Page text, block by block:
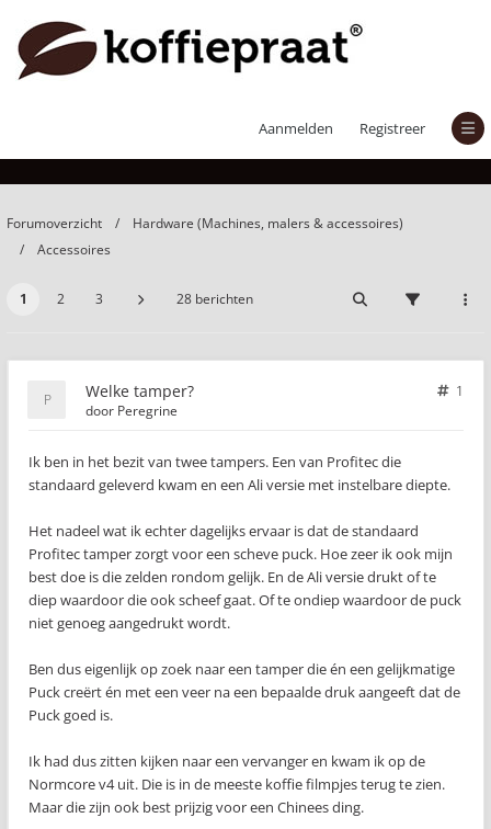
Aanmelden Registreer
Forumoverzicht
Hardware (Machines, malers & accessoires)
Accessoires
1 2 3 28 berichten
Welke tamper?
1
door Peregrine
Ik ben in het bezit van twee tampers. Een van Profitec die
standaard geleverd kwam en een Ali versie met instelbare diepte.
Het nadeel wat ik echter dagelijks ervaar is dat de standaard
Profitec tamper zorgt voor een scheve puck. Hoe zeer ik ook mijn
best doe is die zelden rondom gelijk. En de Ali versie drukt of te
diep waardoor die ook scheef gaat. Of te ondiep waardoor de puck
niet genoeg aangedrukt wordt.
Ben dus eigenlijk op zoek naar een tamper die én een gelijkmatige
Puck creërt én met een veer na een bepaalde druk aangeeft dat de
Puck goed is.
Ik had dus zitten kijken naar een vervanger en kwam ik op de
Normcore v4 uit. Die is in de meeste koffie filmpjes terug te zien.
Maar die zijn ook best prijzig voor een Chinees ding.